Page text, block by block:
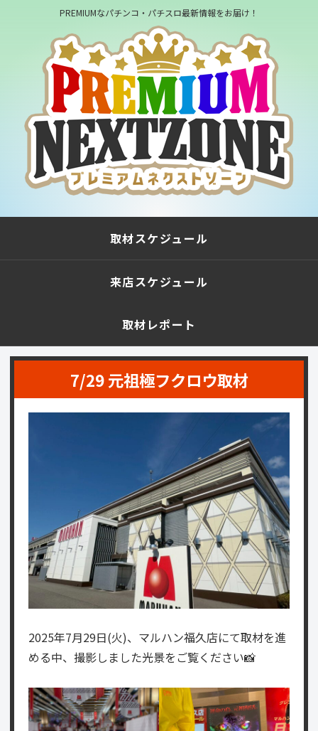
PREMIUMなパチンコ・パチスロ最新情報をお届け！
取材スケジュール
来店スケジュール
取材レポート
7/29 元祖極フクロウ取材
2025年7月29日(火)、マルハン福久店にて取材を進
める中、撮影しました光景をご覧ください📸